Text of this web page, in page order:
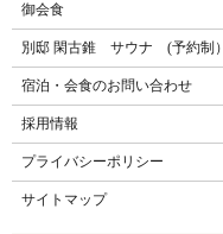
御会食
別邸 閑古錐 サウナ (予約制）
宿泊・会食のお問い合わせ
採用情報
プライバシーポリシー
サイトマップ